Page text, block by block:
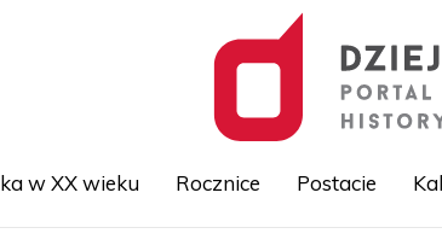
w XX wieku Rocznice Postacie